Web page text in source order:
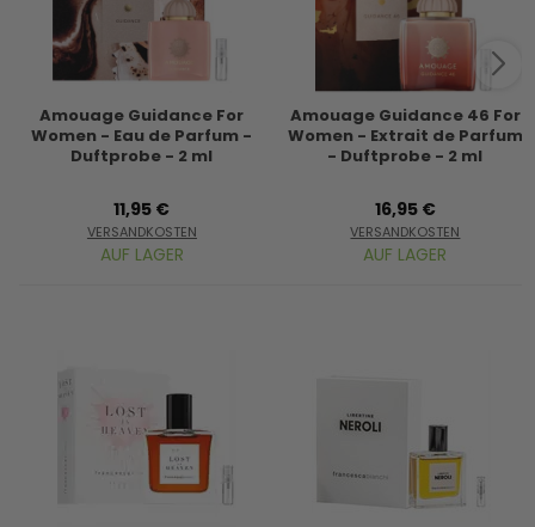
Amouage Guidance For
Women - Eau de Parfum -
Duftprobe - 2 ml
11,95 €
VERSANDKOSTEN
AUF LAGER
Amouage Guidance 46 For
Women - Extrait de Parfum
- Duftprobe - 2 ml
16,95 €
VERSANDKOSTEN
AUF LAGER